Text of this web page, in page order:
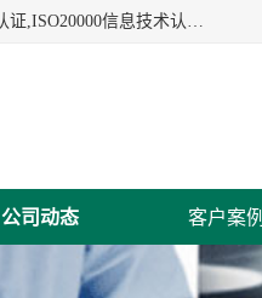
杭州贝安企业管理有限公司:iso咨询,杭州ISO认证,iso认证咨询,国军标认证,iso环境认证,27000信息安全认证,ISO20000信息技术认证,口罩检测报告,32610检测报告,CCRC认证,ISO50001认证,ITSS认证,两化融合认证,出口口罩检测报告等认证代理服务,本公司有近10年的体系咨询经验,能业务覆盖范围南到海南三亚北到新疆阿克苏.
公司动态 客户案例